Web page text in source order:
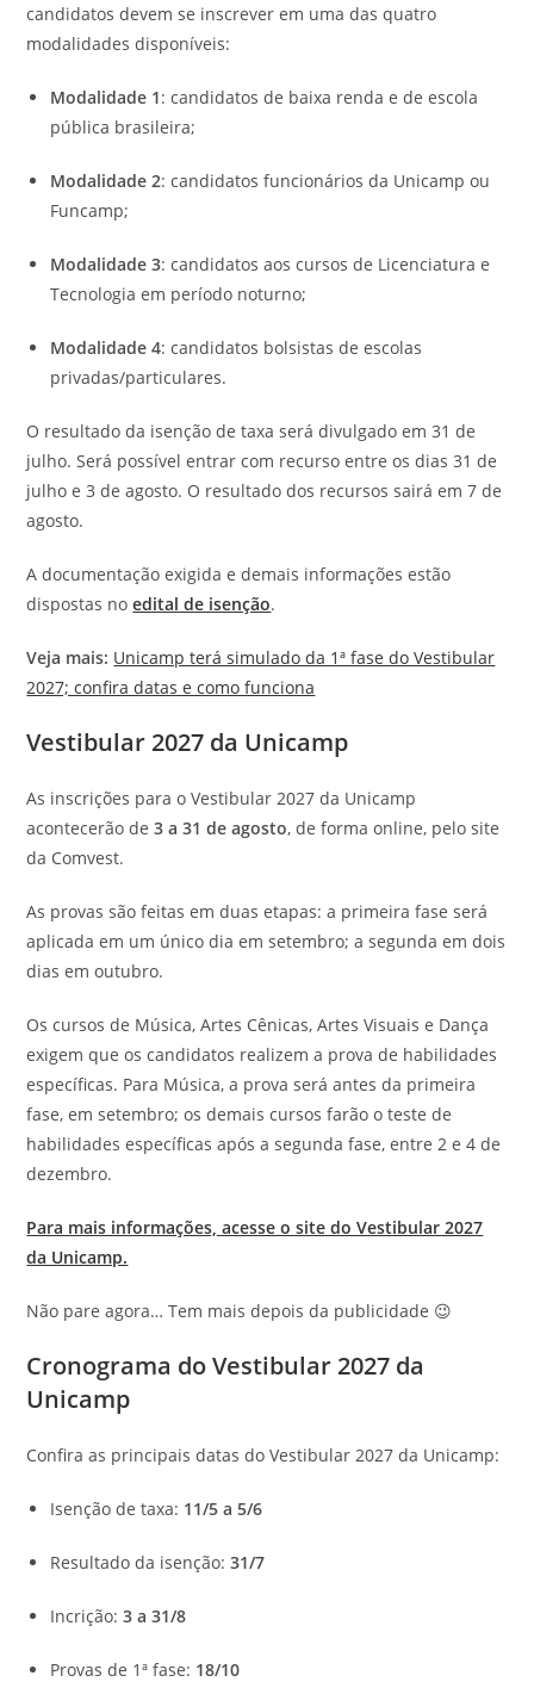
candidatos devem se inscrever em uma das quatro
modalidades disponíveis:
Modalidade 1: candidatos de baixa renda e de escola
pública brasileira;
Modalidade 2: candidatos funcionários da Unicamp ou
Funcamp;
Modalidade 3: candidatos aos cursos de Licenciatura e
Tecnologia em período noturno;
Modalidade 4: candidatos bolsistas de escolas
privadas/particulares.
O resultado da isenção de taxa será divulgado em 31 de
julho. Será possível entrar com recurso entre os dias 31 de
julho e 3 de agosto. O resultado dos recursos sairá em 7 de
agosto.
A documentação exigida e demais informações estão
dispostas noedital de isenção.
Veja mais: Unicamp terá simulado da 1ª fase do Vestibular
2027; confira datas e como funciona
Vestibular 2027 da Unicamp
As inscrições para o Vestibular 2027 da Unicamp
acontecerão de 3 a 31 de agosto, de forma online, pelo site
da Comvest.
As provas são feitas em duas etapas: a primeira fase será
aplicada em um único dia em setembro; a segunda em dois
dias em outubro.
Os cursos de Música, Artes Cênicas, Artes Visuais e Dança
exigem que os candidatos realizem a prova de habilidades
específicas. Para Música, a prova será antes da primeira
fase, em setembro; os demais cursos farão o teste de
habilidades específicas após a segunda fase, entre 2 e 4 de
dezembro.
Para mais informações, acesse o site do Vestibular 2027
da Unicamp.
Não pare agora… Tem mais depois da publicidade 😉
Cronograma do Vestibular 2027 da
Unicamp
Confira as principais datas do Vestibular 2027 da Unicamp:
Isenção de taxa: 11/5 a 5/6
Resultado da isenção:31/7
Incrição:3 a 31/8
Provas de 1ª fase: 18/10